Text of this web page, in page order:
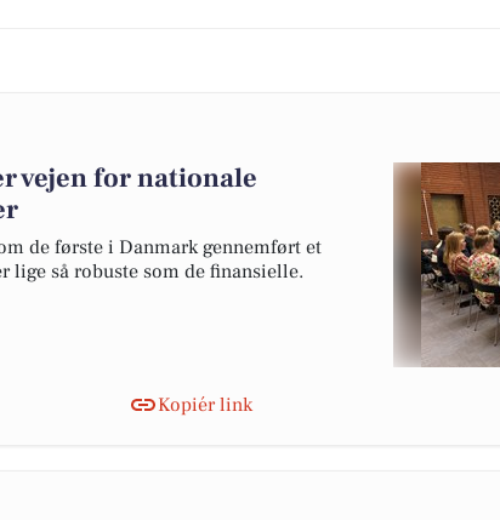
vejen for nationale
de første i Danmark gennemført et
lige så robuste som de finansielle.
Kopiér link